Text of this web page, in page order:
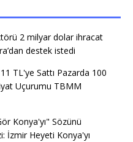
2 milyar dolar ihracat
destek istedi
TL'ye Sattı Pazarda 100
Uçurumu TBMM
Konya'yı" Sözünü
İzmir Heyeti Konya'yı